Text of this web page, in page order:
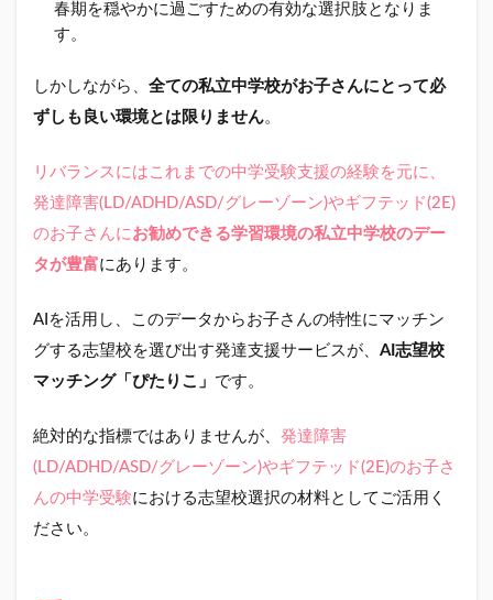
春期を穏やかに過ごすための有効な選択肢となりま
す。
しかしながら、 全ての私立中学校がお子さんにとって必
ずしも良い環境とは限りません。
リバランスにはこれまでの中学受験支援の経験を元に、
発達障害(LD/ADHD/ASD/グレーゾーン)やギフテッド(2E)
のお子さんにお勧めできる学習環境の私立中学校のデー
タが豊富にあります。
AIを活用し、このデータからお子さんの特性にマッチン
グする志望校を選び出す発達支援サービスが、 AI志望校
マッチング「ぴたりこ」 です。
絶対的な指標ではありませんが、 発達障害
(LD/ADHD/ASD/グレーゾーン)やギフテッド(2E)のお子さ
んの中学受験における志望校選択の材料としてご活用く
ださい。